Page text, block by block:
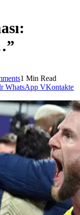
1 Min Read
WhatsApp VKontakte